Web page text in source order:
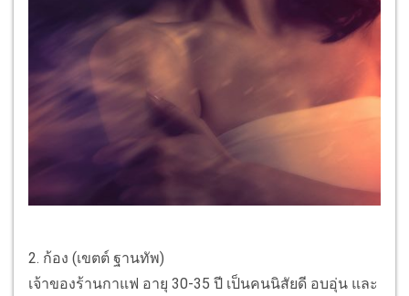
2. ก้อง (เขตต์ ฐานทัพ)
เจ้าของร้านกาแฟ อายุ 30-35 ปี เป็นคนนิสัยดี อบอุ่น และ